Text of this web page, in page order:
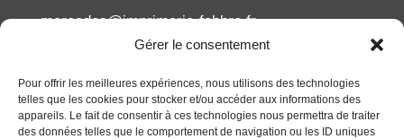
Gérer le consentement
Pour offrir les meilleures expériences, nous utilisons des technologies
telles que les cookies pour stocker et/ou accéder aux informations des
appareils. Le fait de consentir à ces technologies nous permettra de traiter
des données telles que le comportement de navigation ou les ID uniques
mercedes@imprimerie-fabbro.fr
Recherche